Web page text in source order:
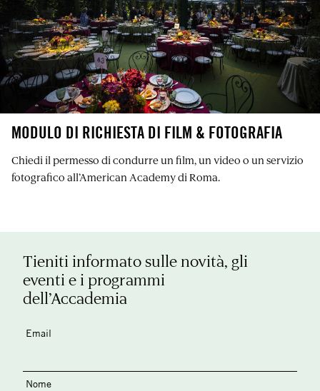
MODULO DI RICHIESTA DI FILM & FOTOGRAFIA
Chiedi il permesso di condurre un film, un video o un servizio
fotografico all’American Academy di Roma.
Tieniti informato sulle novità, gli
eventi e i programmi
dell’Accademia
Email
Nome